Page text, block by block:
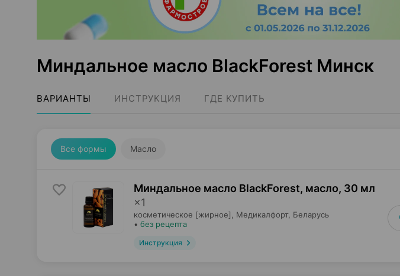
Миндальное масло BlackForest Минск
ВАРИАНТЫ ИНСТРУКЦИЯ ГДЕ КУПИТЬ
Все формы Масло
Миндальное масло BlackForest, масло, 30 мл
×1
косметическое [жирное], Медикалфорт, Беларусь
• без рецепта
Инструкция